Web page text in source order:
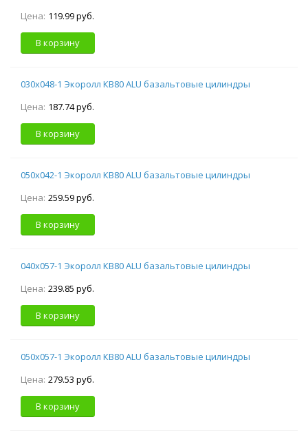
Цена: 119.99 руб.
В корзину
030х048-1 Экоролл КВ80 ALU базальтовые цилиндры
Цена: 187.74 руб.
В корзину
050х042-1 Экоролл КВ80 ALU базальтовые цилиндры
Цена: 259.59 руб.
В корзину
040х057-1 Экоролл КВ80 ALU базальтовые цилиндры
Цена: 239.85 руб.
В корзину
050х057-1 Экоролл КВ80 ALU базальтовые цилиндры
Цена: 279.53 руб.
В корзину